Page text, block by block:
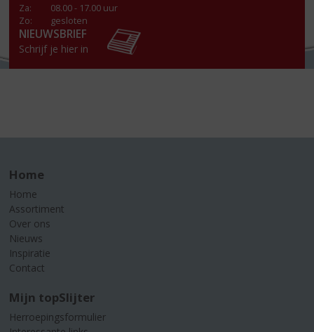
Za:
08.00 - 17.00 uur
Zo:
gesloten
NIEUWSBRIEF
Schrijf je hier in
Home
Home
Assortiment
Over ons
Nieuws
Inspiratie
Contact
Mijn topSlijter
Herroepingsformulier